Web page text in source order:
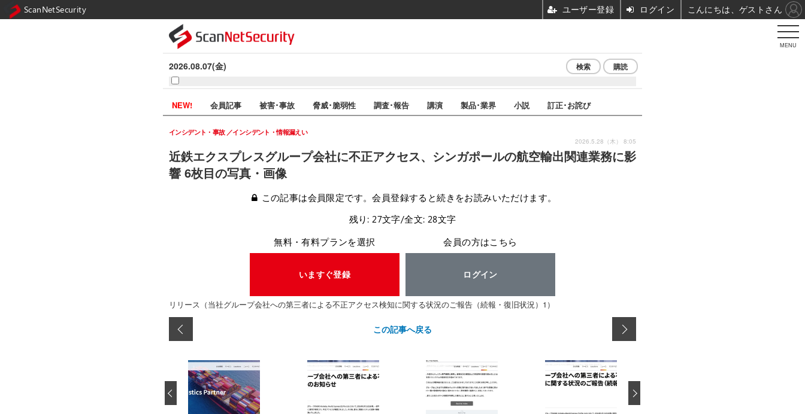
MENU
2026.08.07(金) 検索 購読
NEW! 会員記事 被害･事故 脅威･脆弱性 調査･報告 講演 製品･業界 小説 訂正･お詫び
近鉄エクスプレスグループ会社に不正アクセス、シンガポールの航空輸出関連業務に影
響 6枚目の写真・画像
インシデント・事故 インシデント・情報漏えい
2026.5.28（木） 8:05
この記事は会員限定です。会員登録すると続きをお読みいただけます。
残り: 27文字/全文: 28文字
無料・有料プランを選択
いますぐ登録
会員の方はこちら
ログイン
リリース（当社グループ会社への第三者による不正アクセス検知に関する状況のご報告（続報・復旧状況）1）
この記事へ戻る
‹
ScanNetSecurity ユーザー登録 ログイン こんにちは、ゲストさん